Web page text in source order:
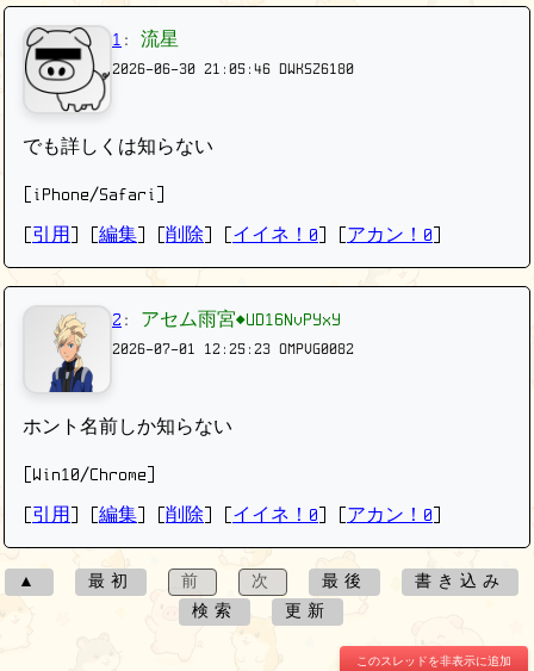
1 : 流星
2026-06-30 21:05:46 DWKSZ6180
でも詳しくは知らない
[iPhone/Safari]
引用 編集 削除 イイネ！0 アカン！0
2 : アセム雨宮◆UD16NvPYxY
2026-07-01 12:25:23 OMPVG0082
ホント名前しか知らない
[Win10/Chrome]
引用 編集 削除 イイネ！0 アカン！0
▲ 最初 前 次 最後
書き込み
検索
更新
このスレッドを非表示に追加